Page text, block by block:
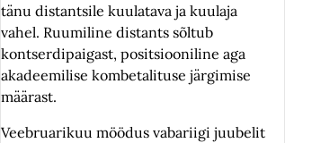
tänu distantsile kuulatava ja kuulaja
vahel. Ruumiline distants sõltub
kontserdipaigast, positsiooniline aga
akadeemilise kombetalituse järgimise
määrast.
Veebruarikuu möödus vabariigi juubelit